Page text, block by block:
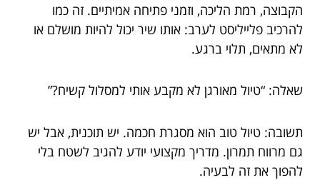
הקבוצה, רמת הליכה, וזמני פתיחה אמיתיים. זה כמו
להרכיב פלייליסט לערב: אותו שיר יכול להיות מושלם או
לא מתאים, תלוי ברגע.
שאלה: “טיול מאורגן לא מקבע אותי למסלול קשיח?”
תשובה: טיול טוב הוא מסגרת חכמה. יש תוכנית, אבל יש
גם מרווח תמרון. מדריך מקצועי יודע להגיב לשטח בלי
להפוך את זה לבעיה.